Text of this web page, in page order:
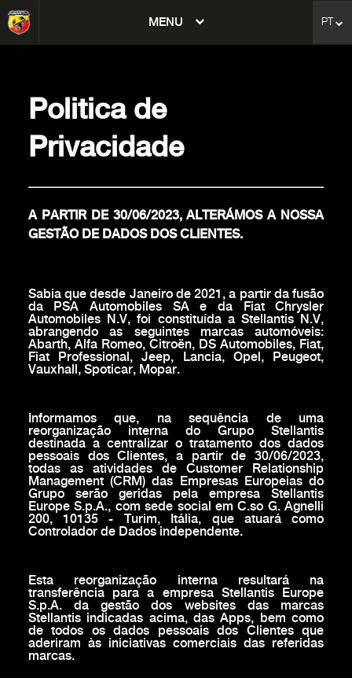
MENU PT
Politica de
Privacidade
A PARTIR DE 30/06/2023, ALTERÁMOS A NOSSA
GESTÃO DE DADOS DOS CLIENTES.
Sabia que desde Janeiro de 2021, a partir da fusão
da PSA Automobiles SA e da Fiat Chrysler
Automobiles N.V, foi constituída a Stellantis N.V,
abrangendo as seguintes marcas automóveis:
Abarth, Alfa Romeo, Citroën, DS Automobiles, Fiat,
Fiat Professional, Jeep, Lancia, Opel, Peugeot,
Vauxhall, Spoticar, Mopar.
Informamos que, na sequência de uma
reorganização interna do Grupo Stellantis
destinada a centralizar o tratamento dos dados
pessoais dos Clientes, a partir de 30/06/2023,
todas as atividades de Customer Relationship
Management (CRM) das Empresas Europeias do
Grupo serão geridas pela empresa Stellantis
Europe S.p.A., com sede social em C.so G. Agnelli
200, 10135 - Turim, Itália, que atuará como
Controlador de Dados independente.
Esta reorganização interna resultará na
transferência para a empresa Stellantis Europe
S.p.A. da gestão dos websites das marcas
Stellantis indicadas acima, das Apps, bem como
de todos os dados pessoais dos Clientes que
aderiram às iniciativas comerciais das referidas
marcas.